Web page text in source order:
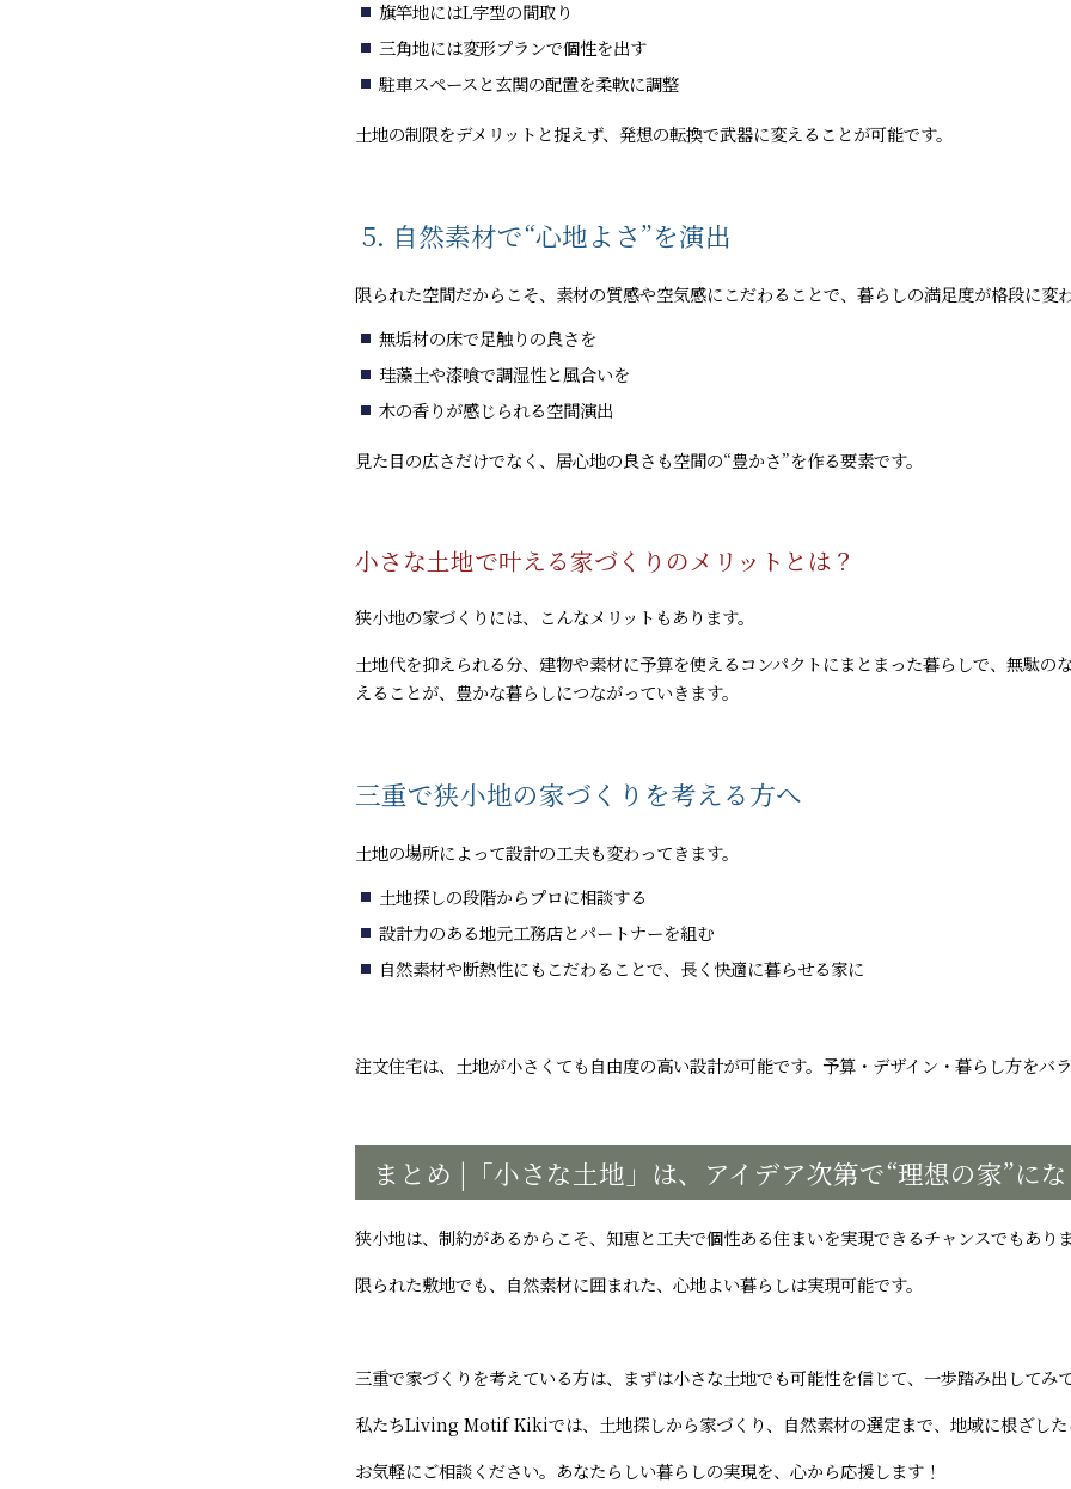
旗竿地にはL字型の間取り
三角地には変形プランで個性を出す
駐車スペースと玄関の配置を柔軟に調整
土地の制限をデメリットと捉えず、発想の転換で武器に変えることが可能です。
5. 自然素材で“心地よさ”を演出
限られた空間だからこそ、素材の質感や空気感にこだわることで、暮らしの満足度が格段に変わ
無垢材の床で足触りの良さを
珪藻土や漆喰で調湿性と風合いを
木の香りが感じられる空間演出
見た目の広さだけでなく、居心地の良さも空間の“豊かさ”を作る要素です。
小さな土地で叶える家づくりのメリットとは？
狭小地の家づくりには、こんなメリットもあります。
土地代を抑えられる分、建物や素材に予算を使えるコンパクトにまとまった暮らしで、無駄
えることが、豊かな暮らしにつながっていきます。
三重で狭小地の家づくりを考える方へ
土地の場所によって設計の工夫も変わってきます。
土地探しの段階からプロに相談する
設計力のある地元工務店とパートナーを組む
自然素材や断熱性にもこだわることで、長く快適に暮らせる家に
注文住宅は、土地が小さくても自由度の高い設計が可能です。予算・デザイン・暮らし方をバ
まとめ |「小さな土地」は、アイデア次第で“理想の家”にな
狭小地は、制約があるからこそ、知恵と工夫で個性ある住まいを実現できるチャンスでもありま
限られた敷地でも、自然素材に囲まれた、心地よい暮らしは実現可能です。
三重で家づくりを考えている方は、まずは小さな土地でも可能性を信じて、一歩踏み出してみて
私たちLiving Motif Kikiでは、土地探しから家づくり、自然素材の選定まで、地域に根ざした
お気軽にご相談ください。あなたらしい暮らしの実現を、心から応援します！